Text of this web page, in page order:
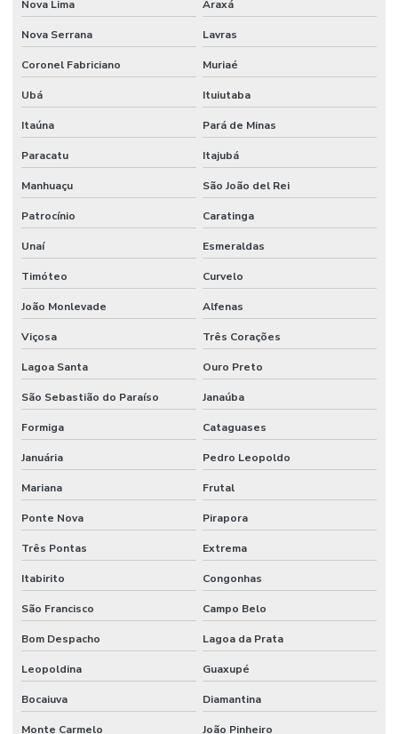
Nova Lima Araxá
Nova Serrana Lavras
Coronel Fabriciano Muriaé
Ubá Ituiutaba
Itaúna Pará de Minas
Paracatu Itajubá
Manhuaçu São João del Rei
Patrocínio Caratinga
Unaí Esmeraldas
Timóteo Curvelo
João Monlevade Alfenas
Viçosa Três Corações
Lagoa Santa Ouro Preto
São Sebastião do Paraíso Janaúba
Formiga Cataguases
Januária Pedro Leopoldo
Mariana Frutal
Ponte Nova Pirapora
Três Pontas Extrema
Itabirito Congonhas
São Francisco Campo Belo
Bom Despacho Lagoa da Prata
Leopoldina Guaxupé
Bocaiuva Diamantina
Monte Carmelo João Pinheiro